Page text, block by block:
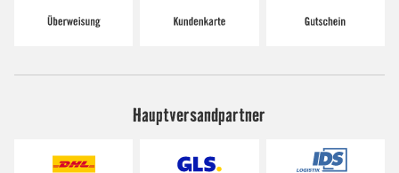
Hauptversandpartner